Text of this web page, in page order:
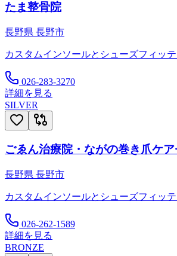
たま整骨院
長野県 長野市
カスタムインソールとシューズフィッ
026-283-3270
詳細を見る
SILVER
ごゑん治療院・ながの巻き爪ケ
長野県 長野市
カスタムインソールとシューズフィッ
026-262-1589
詳細を見る
BRONZE